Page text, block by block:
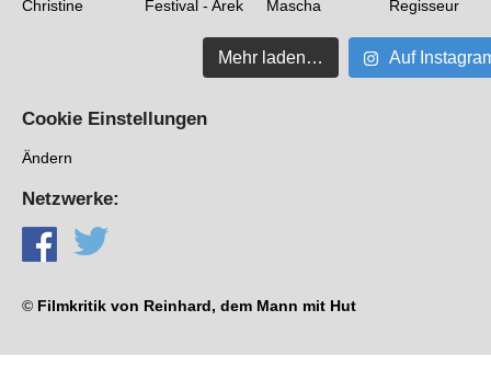
Mehr laden… Auf
Cookie Einstellungen
Ändern
Netzwerke:
© Filmkritik von Reinhard, dem Mann mit Hut